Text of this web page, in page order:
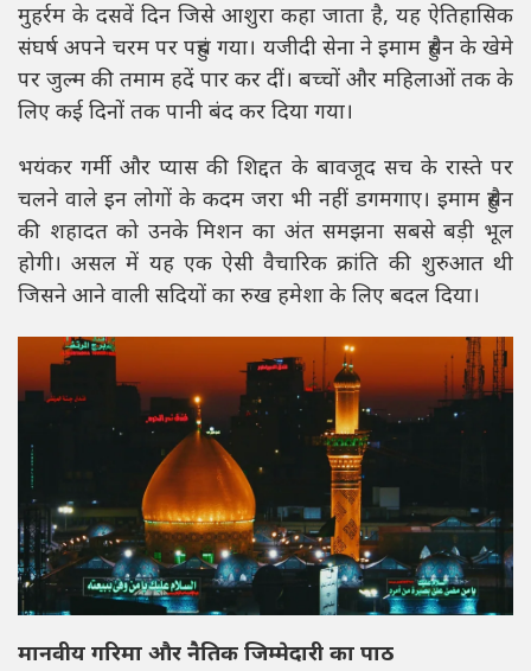
मुहर्रम के दसवें दिन जिसे आशुरा कहा जाता है, यह ऐतिहासिक
संघर्ष अपने चरम पर पहुंच गया। यजीदी सेना ने इमाम हुसैन के खेमे
पर जुल्म की तमाम हदें पार कर दीं। बच्चों और महिलाओं तक के
लिए कई दिनों तक पानी बंद कर दिया गया।
भयंकर गर्मी और प्यास की शिद्दत के बावजूद सच के रास्ते पर
चलने वाले इन लोगों के कदम जरा भी नहीं डगमगाए। इमाम हुसैन
की शहादत को उनके मिशन का अंत समझना सबसे बड़ी भूल
होगी। असल में यह एक ऐसी वैचारिक क्रांति की शुरुआत थी
जिसने आने वाली सदियों का रुख हमेशा के लिए बदल दिया।
मानवीय गरिमा और नैतिक जिम्मेदारी का पाठ